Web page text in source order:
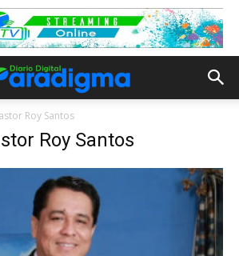
Roy Santos
Roy Santos